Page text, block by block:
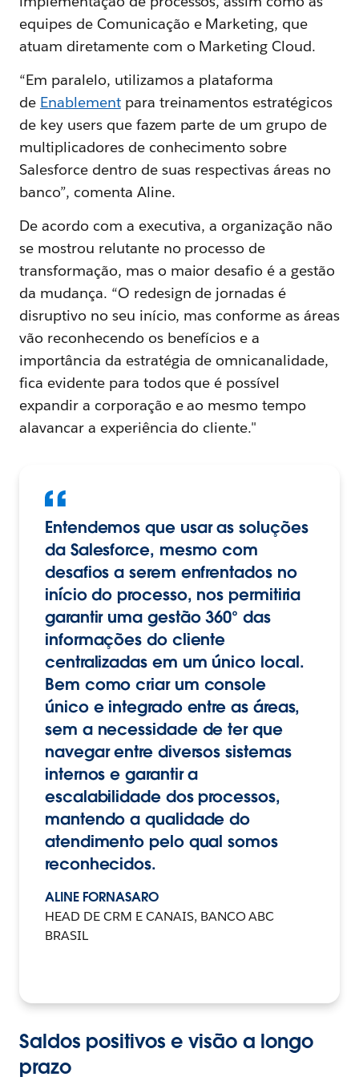
equipes de Comunicação e Marketing, que
atuam diretamente com o Marketing Cloud.
“Em paralelo, utilizamos a plataforma
de Enablementpara treinamentos estratégicos
de key users que fazem parte de um grupo de
multiplicadores de conhecimento sobre
Salesforce dentro de suas respectivas áreas no
banco”, comenta Aline.
De acordo com a executiva, a organização não
se mostrou relutante no processo de
transformação, mas o maior desafio é a gestão
da mudança. “O redesign de jornadas é
disruptivo no seu início, mas conforme as áreas
vão reconhecendo os benefícios e a
importância da estratégia de omnicanalidade,
fica evidente para todos que é possível
expandir a corporação e ao mesmo tempo
alavancar a experiência do cliente."
Entendemos que usar as soluções
da Salesforce, mesmo com
desafios a serem enfrentados no
início do processo, nos permitiria
garantir uma gestão 360° das
informações do cliente
centralizadas em um único local.
Bem como criar um console
único e integrado entre as áreas,
sem a necessidade de ter que
navegar entre diversos sistemas
internos e garantir a
escalabilidade dos processos,
mantendo a qualidade do
atendimento pelo qual somos
reconhecidos.
ALINE FORNASARO
HEAD DE CRM E CANAIS, BANCO ABC
BRASIL
Saldos positivos e visão a longo
prazo